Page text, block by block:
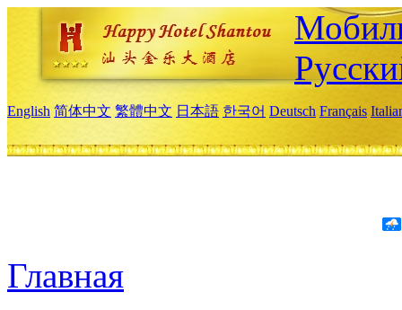
English 简体中文 繁體中文 日本語 한국어 Deutsch Français
Главная